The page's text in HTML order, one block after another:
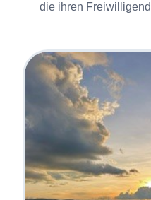
die ihren